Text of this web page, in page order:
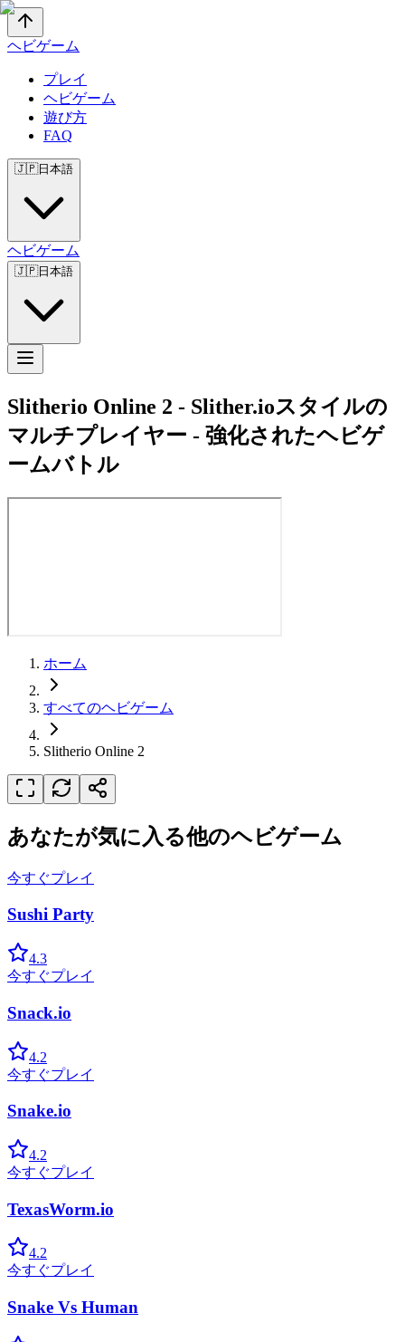
ヘビゲーム
プレイ
ヘビゲーム
遊び方
FAQ
🇯🇵日本語
ヘビゲーム
🇯🇵日本語
Slitherio Online 2 - Slither.ioスタイルの
マルチプレイヤー - 強化されたヘビゲ
ームバトル
ホーム
すべてのヘビゲーム
Slitherio Online 2
あなたが気に入る他のヘビゲーム
今すぐプレイ
Sushi Party
4.3
今すぐプレイ
Snack.io
4.2
今すぐプレイ
Snake.io
4.2
今すぐプレイ
TexasWorm.io
4.2
今すぐプレイ
Snake Vs Human